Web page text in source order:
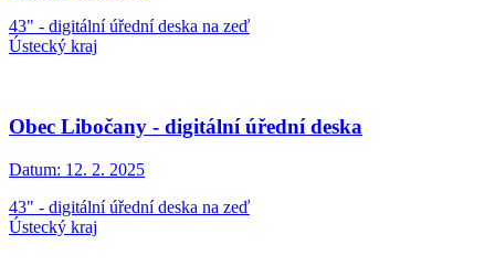
43" - digitální úřední deska na zeď
Ústecký kraj
Obec Libočany - digitální úřední deska
Datum: 12. 2. 2025
43" - digitální úřední deska na zeď
Ústecký kraj